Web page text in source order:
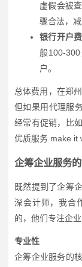
虚假会被
骤合法，减
银行开户费
般100-
户。
总体费用，在郑
但如果用代理服
经常有促销，比
优质服务 make it
企筹企业服务
既然提到了企筹
深会计师，我合
的，他们专注企
专业性
企筹企业服务的